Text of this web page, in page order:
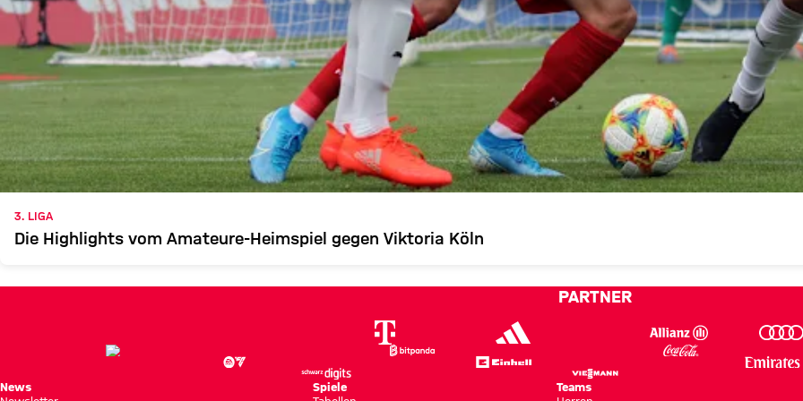
3. LIGA
Die Highlights vom Amateure-Heimspiel gegen Viktoria Köln
PARTNER
News
Spiele
Teams